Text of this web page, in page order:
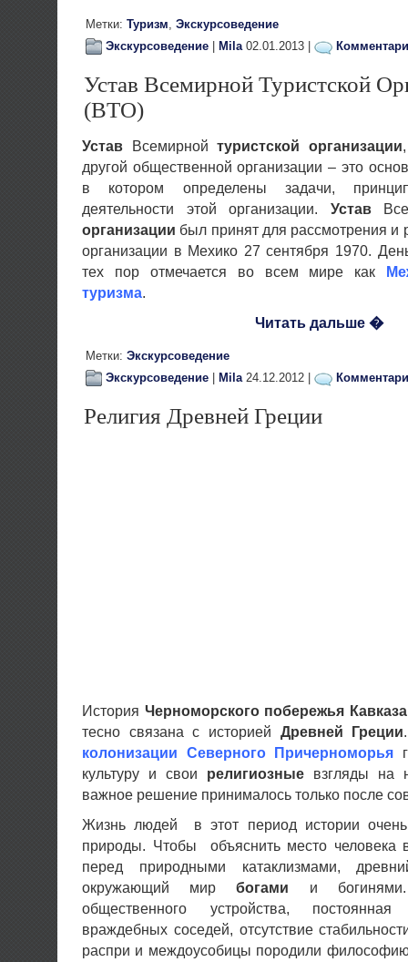
Метки: Туризм, Экскурсоведение
Экскурсоведение
Mila02.01.2013 |
Устав Всемирной Туристской
(ВТО)
Устав Всемирнойтуристской организации
другой общественной организации – это
в котором определены задачи,
деятельности этой организации. Устав
организации был принят для рассмотрения и
организации в Мехико 27 сентября 1970.
тех пор отмечается во всем мире как
туризма.
Читать дальше �
Метки: Экскурсоведение
Экскурсоведение
Mila24.12.2012 |
Религия Древней Греции
История Черноморского побережья Кавказа
тесно связана с историей Древней Греции
колонизации Северного Причерноморья
культуру и свои религиозные взгляды на
важное решение принималось только после
Жизнь людей в этот период истории очень
природы. Чтобы объяснить место человека
перед природными катаклизмами,
окружающий мирбогами и богинями.
общественного устройства,
враждебных соседей, отсутствие
распри и междоусобицы породили